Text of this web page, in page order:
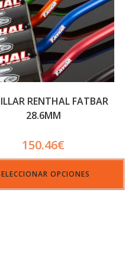
RENTHAL FATBAR
28.6MM
150.46€
OPCIONES